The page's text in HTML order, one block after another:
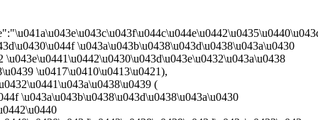
\u043a\u043b\u0438\u043d\u0438\u043a\u0430
\u0417\u0410\u0413\u0421),
(
\u043a\u043b\u0438\u043d\u0438\u043a\u0430